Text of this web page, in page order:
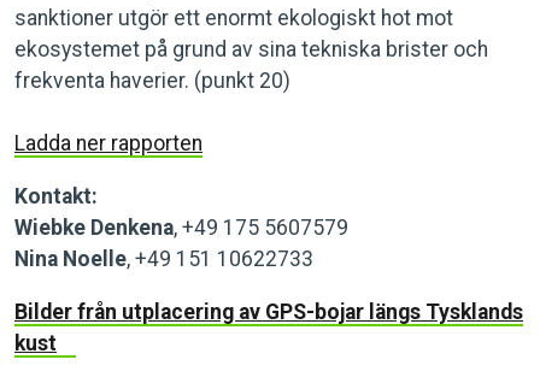
sanktioner utgör ett enormt ekologiskt hot mot
ekosystemet på grund av sina tekniska brister och
frekventa haverier. (punkt 20)
Ladda ner rapporten
Kontakt:
Wiebke Denkena, +49 175 5607579
Nina Noelle, +49 151 10622733
Bilder från utplacering av GPS-bojar längs Tysklands
kust